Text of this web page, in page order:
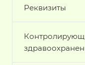
Реквизиты